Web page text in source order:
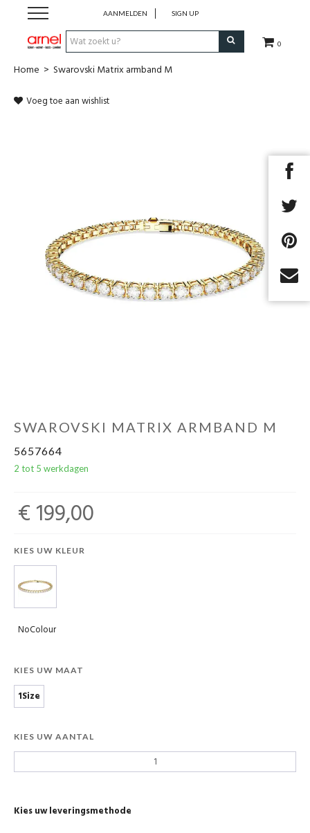
0
AANMELDEN SIGN UP
Koken
Merken
Home > Swarovski Matrix armband M
Voeg toe aan wishlist
SWAROVSKI MATRIX ARMBAND M
5657664
2 tot 5 werkdagen
€ 199,00
KIES UW KLEUR
NoColour
KIES UW MAAT
1Size
KIES UW AANTAL
Kies uw leveringsmethode